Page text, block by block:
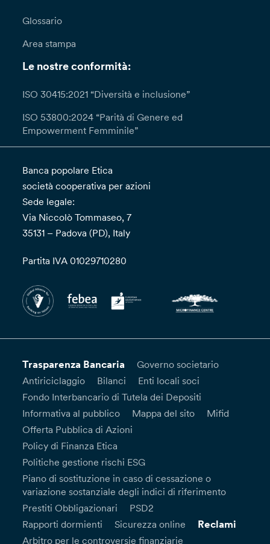
Glossario
Area stampa
Le nostre conformità:
ISO 30415:2021 “Diversità e inclusione”
ISO 53800:2024 “Parità di Genere ed
Empowerment Femminile”
Banca popolare Etica
società cooperativa per azioni
Sede legale:
Via Niccolò Tommaseo, 7
35131 – Padova (PD), Italy
Partita IVA 01029710280
Trasparenza Bancaria
Governo societario
Antiriciclaggio
Bilanci
Enti locali soci
Fondo Interbancario di Tutela dei Depositi
Informativa al pubblico
Mappa del sito
Mifid
Offerta Pubblica di Azioni
Policy di Finanza Etica
Politiche gestione rischi ESG
Piano di sostituzione in caso di cessazione o
variazione sostanziale degli indici di riferimento
Prestiti Obbligazionari
PSD2
Rapporti dormienti
Sicurezza online Reclami
Arbitro per le controversie finanziarie